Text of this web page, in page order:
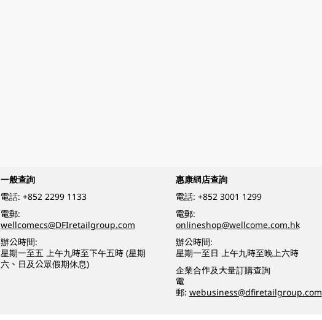
一般查詢
電話: +852 2299 1133
電郵:
wellcomecs@DFIretailgroup.com
辦公時間:
星期一至五 上午九時至下午五時 (星期
六、日及公眾假期休息)
惠康網店查詢
電話: +852 3001 1299
電郵:
onlineshop@wellcome.com.hk
辦公時間:
星期一至日 上午九時至晚上六時
企業合作及大量訂購查詢
電
郵: webusiness@dfiretailgroup.com